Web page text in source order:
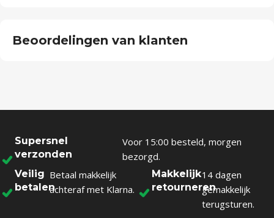
Beoordelingen van klanten
Supersnel
verzonden
Voor 15:00 besteld, morgen
bezorgd.
Veilig
betalen
Betaal makkelijk
achteraf met Klarna.
Makkelijk
retourneren
14 dagen
gemakkelijk
terugsturen.